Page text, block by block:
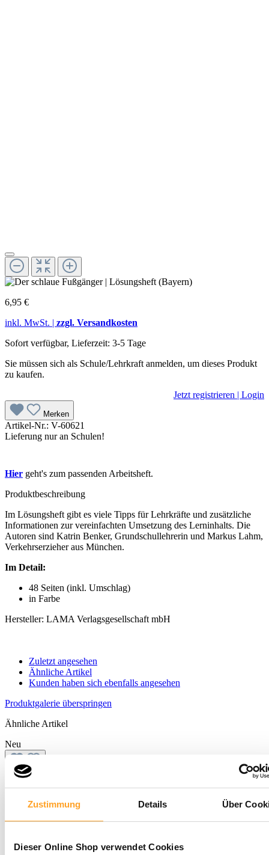
Zustimmung Details Über
Dieser Online Shop verwendet Cookies
6,95 €
inkl. MwSt. | zzgl. Versandkosten
Sofort verfügbar, Lieferzeit: 3-5 Tage
Sie müssen sich als Schule/Lehrkraft anmelden, um dieses Produkt
zu kaufen.
Jetzt registrieren | Login
Merken
Artikel-Nr.: V-60621
Lieferung nur an Schulen!
Hier geht's zum passenden Arbeitsheft.
Produktbeschreibung
Im Lösungsheft gibt es viele Tipps für Lehrkräfte und zusätzliche
Informationen zur vereinfachten Umsetzung des Lerninhalts. Die
Autoren sind Katrin Benker, Grundschullehrerin und Markus Lahm,
Verkehrserzieher aus München.
Im Detail:
48 Seiten (inkl. Umschlag)
in Farbe
Hersteller: LAMA Verlagsgesellschaft mbH
Zuletzt angesehen
Ähnliche Artikel
Kunden haben sich ebenfalls angesehen
Produktgalerie überspringen
Ähnliche Artikel
Neu
Auf dem Weg zur Schule | Wissensheft
In den Warenkorb
Artikel-Nr. V-60510